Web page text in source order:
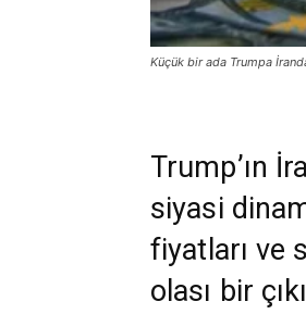
Küçük bir ada Trumpa
Trump’ın
siyasi
fiyatları ve
olası bir